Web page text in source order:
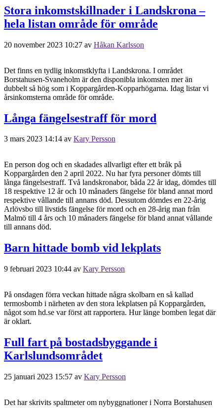
Stora inkomstskillnader i Landskrona –
hela listan område för område
20 november 2023 10:27 av Håkan Karlsson
Det finns en tydlig inkomstklyfta i Landskrona. I området
Borstahusen-Svaneholm är den disponibla inkomsten mer än
dubbelt så hög som i Koppargården-Kopparhögarna. Idag listar vi
årsinkomsterna område för område.
Långa fängelsestraff för mord
3 mars 2023 14:14 av Kary Persson
En person dog och en skadades allvarligt efter ett bråk på
Koppargården den 2 april 2022. Nu har fyra personer dömts till
långa fängelsestraff. Två landskronabor, båda 22 år idag, dömdes till
18 respektive 12 år och 10 månaders fängelse för bland annat mord
respektive vållande till annans död. Dessutom dömdes en 22-årig
Arlövsbo till livstids fängelse för mord och en 28-årig man från
Malmö till 4 års och 10 månaders fängelse för bland annat vållande
till annans död.
Barn hittade bomb vid lekplats
9 februari 2023 10:44 av Kary Persson
På onsdagen förra veckan hittade några skolbarn en så kallad
termosbomb i närheten av den stora lekplatsen på Koppargården,
något som hd.se var först att rapportera. Hur länge bomben legat där
är oklart.
Full fart på bostadsbyggande i
Karlslundsområdet
25 januari 2023 15:57 av Kary Persson
Det har skrivits spaltmeter om nybyggnationer i Norra Borstahusen